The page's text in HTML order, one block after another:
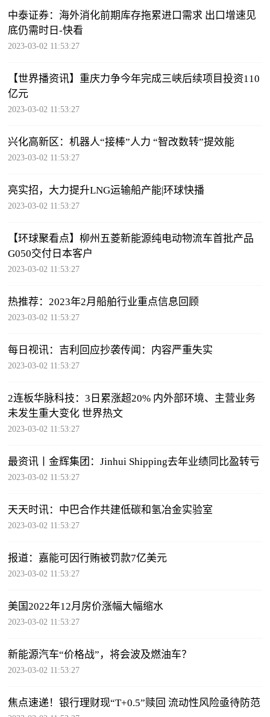
中泰证券：海外消化前期库存拖累进口需求 出口增速见
底仍需时日-快看
2023-03-02 11:53:27
【世界播资讯】重庆力争今年完成三峡后续项目投资110
亿元
2023-03-02 11:53:27
兴化高新区：机器人“接棒”人力 “智改数转”提效能
2023-03-02 11:53:27
亮实招，大力提升LNG运输船产能|环球快播
2023-03-02 11:53:27
【环球聚看点】柳州五菱新能源纯电动物流车首批产品
G050交付日本客户
2023-03-02 11:53:27
热推荐：2023年2月船舶行业重点信息回顾
2023-03-02 11:53:27
每日视讯：吉利回应抄袭传闻：内容严重失实
2023-03-02 11:53:27
2连板华脉科技：3日累涨超20% 内外部环境、主营业务
未发生重大变化 世界热文
2023-03-02 11:53:27
最资讯丨金辉集团：Jinhui Shipping去年业绩同比盈转亏
2023-03-02 11:53:27
天天时讯：中巴合作共建低碳和氢冶金实验室
2023-03-02 11:53:27
报道：嘉能可因行贿被罚款7亿美元
2023-03-02 11:53:27
美国2022年12月房价涨幅大幅缩水
2023-03-02 11:53:27
新能源汽车“价格战”，将会波及燃油车？
2023-03-02 11:53:27
焦点速递！银行理财现“T+0.5”赎回 流动性风险亟待防范